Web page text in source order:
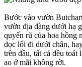
Bước vào vườn
vườn địa đàng dưới hạ
quyến rũ của hoa hồng
dọc lối đi dưới chân,
trên đầu, tất cả đều
ao ở mãi không rời.